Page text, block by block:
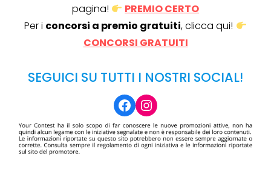
pagina!
PREMIO CERTO
Per i concorsi a premio gratuiti, clicca qui!
CONCORSI GRATUITI
SEGUICI SU TUTTI I NOSTRI SOCIAL!
Facebook
Instagram